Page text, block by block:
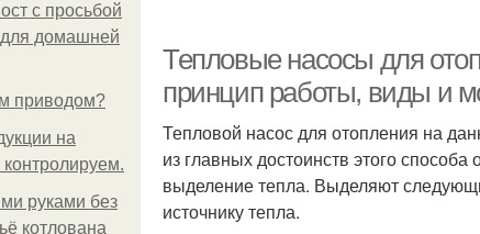
с просьбой
для домашней
приводом?
на
руками без
котлована
Тепловые насосы для
принцип работы, виды и
Тепловой насос для отопления на
из главных достоинств этого
выделение тепла. Выделяют
источнику тепла.